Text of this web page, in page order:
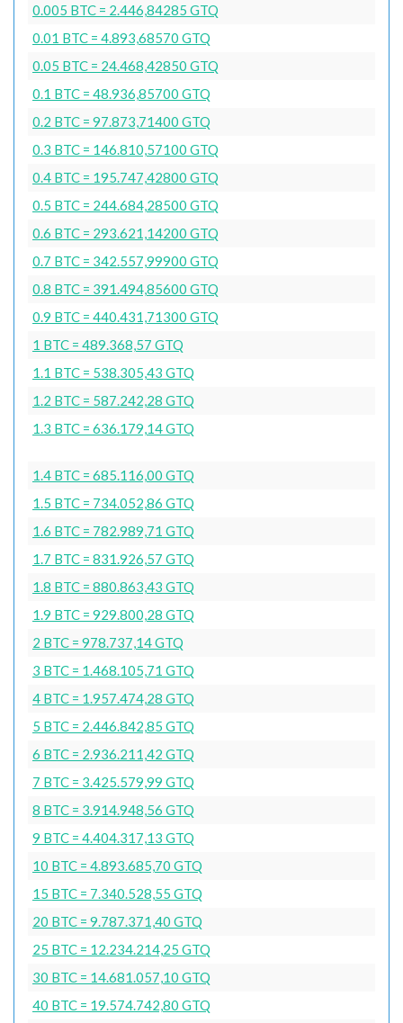
0.005 BTC = 2.446,84285 GTQ
0.01 BTC = 4.893,68570 GTQ
0.05 BTC = 24.468,42850 GTQ
0.1 BTC = 48.936,85700 GTQ
0.2 BTC = 97.873,71400 GTQ
0.3 BTC = 146.810,57100 GTQ
0.4 BTC = 195.747,42800 GTQ
0.5 BTC = 244.684,28500 GTQ
0.6 BTC = 293.621,14200 GTQ
0.7 BTC = 342.557,99900 GTQ
0.8 BTC = 391.494,85600 GTQ
0.9 BTC = 440.431,71300 GTQ
1 BTC = 489.368,57 GTQ
1.1 BTC = 538.305,43 GTQ
1.2 BTC = 587.242,28 GTQ
1.3 BTC = 636.179,14 GTQ
1.4 BTC = 685.116,00 GTQ
1.5 BTC = 734.052,86 GTQ
1.6 BTC = 782.989,71 GTQ
1.7 BTC = 831.926,57 GTQ
1.8 BTC = 880.863,43 GTQ
1.9 BTC = 929.800,28 GTQ
2 BTC = 978.737,14 GTQ
3 BTC = 1.468.105,71 GTQ
4 BTC = 1.957.474,28 GTQ
5 BTC = 2.446.842,85 GTQ
6 BTC = 2.936.211,42 GTQ
7 BTC = 3.425.579,99 GTQ
8 BTC = 3.914.948,56 GTQ
9 BTC = 4.404.317,13 GTQ
10 BTC = 4.893.685,70 GTQ
15 BTC = 7.340.528,55 GTQ
20 BTC = 9.787.371,40 GTQ
25 BTC = 12.234.214,25 GTQ
30 BTC = 14.681.057,10 GTQ
40 BTC = 19.574.742,80 GTQ